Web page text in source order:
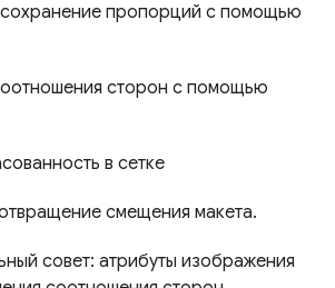
пропорций с помощью
сторон с помощью
в сетке
смещения макета.
совет: атрибуты изображения